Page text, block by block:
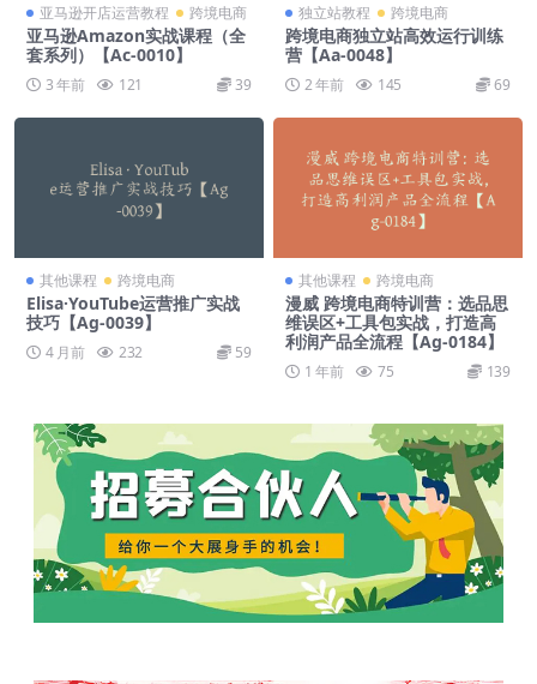
亚马逊开店运营教程 跨境电商
亚马逊Amazon实战课程（全
套系列）【Ac-0010】
3 年前 121 39
独立站教程 跨境电商
跨境电商独立站高效运行训练
营【Aa-0048】
2 年前 145 69
其他课程 跨境电商
Elisa·YouTube运营推广实战
技巧【Ag-0039】
4 月前 232 59
其他课程 跨境电商
漫威 跨境电商特训营：选品思
维误区+工具包实战，打造高
利润产品全流程【Ag-0184】
1 年前 75 139